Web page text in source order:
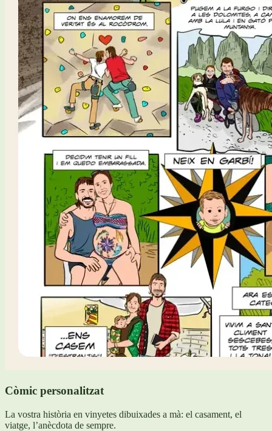
Còmic personalitzat
La vostra història en vinyetes dibuixades a mà: el casament, el
viatge, l’anècdota de sempre.